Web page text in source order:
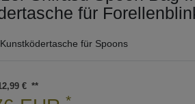
für
für Spoons
€
*